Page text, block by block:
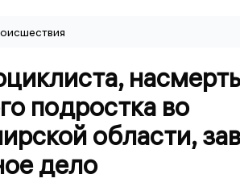
насмерть
подростка во
области,
дело